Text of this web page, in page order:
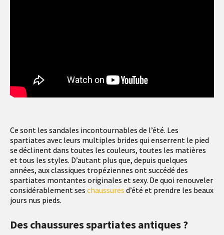
Ce sont les sandales incontournables de l’été. Les
spartiates avec leurs multiples brides qui enserrent le pied
se déclinent dans toutes les couleurs, toutes les matières
et tous les styles. D’autant plus que, depuis quelques
années, aux classiques tropéziennes ont succédé des
spartiates montantes originales et sexy. De quoi renouveler
considérablement ses chaussures d’été et prendre les beaux
jours nus pieds.
Des chaussures spartiates antiques ?